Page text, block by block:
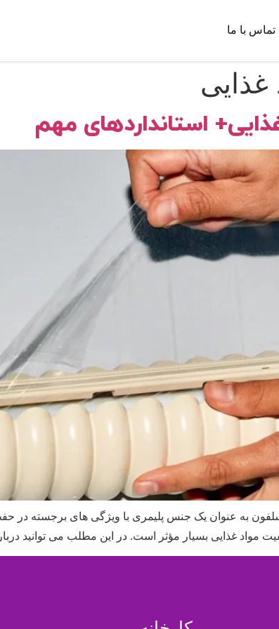
تماس با ما
استانداردهای مهم
به عنوان یک جنس پلیمری با ویژگی‌ های برجسته در
مواد غذایی بسیار مؤثر است. در این مطلب می‌ توانید